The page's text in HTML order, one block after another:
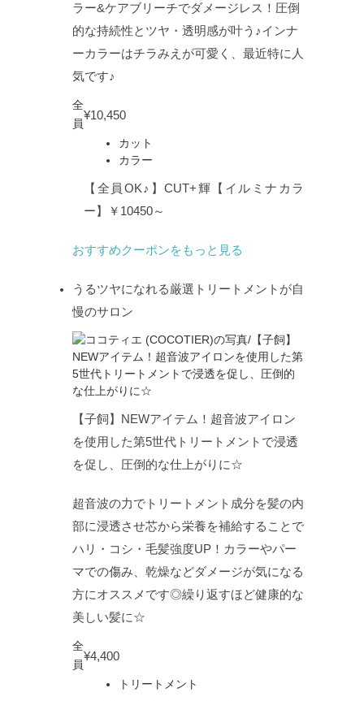
ラー&ケアブリーチでダメージレス！圧倒
的な持続性とツヤ・透明感が叶う♪インナ
ーカラーはチラみえが可愛く、最近特に人
気です♪
全
員
¥10,450
カット
カラー
【全員OK♪】CUT+輝【イルミナカラ
ー】￥10450～
おすすめクーポンをもっと見る
うるツヤになれる厳選トリートメントが自
慢のサロン
【子飼】NEWアイテム！超音波アイロン
を使用した第5世代トリートメントで浸透
を促し、圧倒的な仕上がりに☆
超音波の力でトリートメント成分を髪の内
部に浸透させ芯から栄養を補給することで
ハリ・コシ・毛髪強度UP！カラーやパー
マでの傷み、乾燥などダメージが気になる
方にオススメです◎繰り返すほど健康的な
美しい髪に☆
全
員
¥4,400
トリートメント